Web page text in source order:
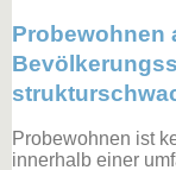
Probewohnen
Probewohnen ist
innerhalb einer